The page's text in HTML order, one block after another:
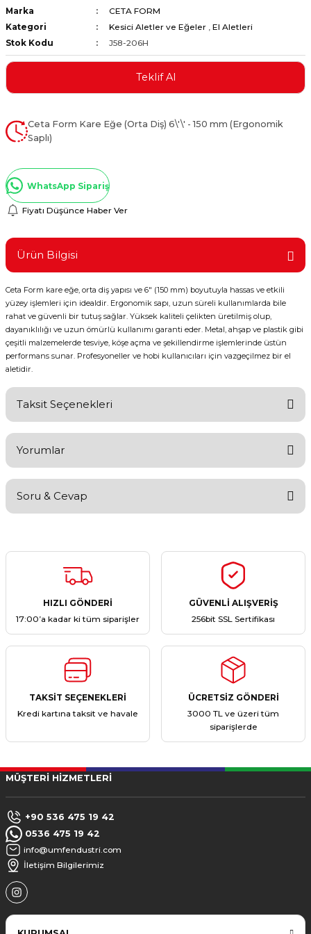
Kaplamalar
ve Penseler
Marka
CETA FORM
Kategori
Kesici Aletler ve Eğeler , El Aletleri
Stok Kodu
J58-206H
Teklif Al
Ceta Form Kare Eğe (Orta Diş) 6\'\' - 150 mm (Ergonomik
Saplı)
WhatsApp Sipariş
Fiyatı Düşünce Haber Ver
Ürün Bilgisi
Ceta Form kare eğe, orta diş yapısı ve 6" (150 mm) boyutuyla hassas ve etkili
yüzey işlemleri için idealdir. Ergonomik sapı, uzun süreli kullanımlarda bile
rahat ve güvenli bir tutuş sağlar. Yüksek kaliteli çelikten üretilmiş olup,
dayanıklılığı ve uzun ömürlü kullanımı garanti eder. Metal, ahşap ve plastik gibi
çeşitli malzemelerde tesviye, köşe açma ve şekillendirme işlemlerinde üstün
performans sunar. Profesyoneller ve hobi kullanıcıları için vazgeçilmez bir el
aletidir.
Taksit Seçenekleri
Yorumlar
Yorum Yaz
Soru & Cevap
Ürün hakkında henüz soru sorulmamış.
HIZLI GÖNDERİ
17:00’a kadar ki tüm siparişler
GÜVENLİ ALIŞVERİŞ
256bit SSL Sertifikası
TAKSİT SEÇENEKLERİ
Kredi kartına taksit ve havale
ÜCRETSİZ GÖNDERİ
3000 TL ve üzeri tüm
siparişlerde
MÜŞTERİ HİZMETLERİ
+90 536 475 19 42
0536 475 19 42
info@umfendustri.com
İletişim Bilgilerimiz